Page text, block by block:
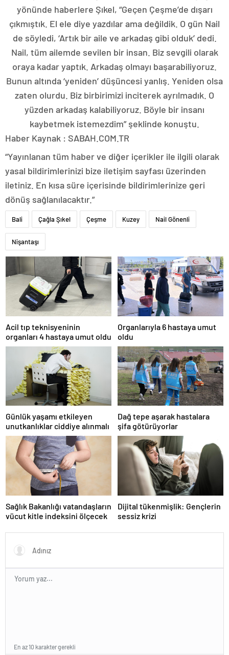
yönünde haberlere Şıkel, “Geçen Çeşme’de dışarı
çıkmıştık. El ele diye yazdılar ama değildik. O gün Nail
de söyledi, ‘Artık bir aile ve arkadaş gibi olduk’ dedi.
Nail, tüm ailemde sevilen bir insan. Biz sevgili olarak
oraya kadar yaptık. Arkadaş olmayı başarabiliyoruz.
Bunun altında ‘yeniden’ düşüncesi yanlış. Yeniden olsa
zaten olurdu. Biz birbirimizi inciterek ayrılmadık. O
yüzden arkadaş kalabiliyoruz. Böyle bir insanı
kaybetmek istemezdim” şeklinde konuştu.
Haber Kaynak : SABAH.COM.TR
“Yayınlanan tüm haber ve diğer içerikler ile ilgili olarak
yasal bildirimlerinizi bize iletişim sayfası üzerinden
iletiniz. En kısa süre içerisinde bildirimlerinize geri
dönüş sağlanılacaktır.”
Bali Çağla Şıkel Çeşme Kuzey Nail Gönenli
Nişantaşı
Acil tıp teknisyeninin
organları 4 hastaya umut oldu
Organlarıyla 6 hastaya umut
oldu
Günlük yaşamı etkileyen
unutkanlıklar ciddiye alınmalı
Dağ tepe aşarak hastalara
şifa götürüyorlar
Sağlık Bakanlığı vatandaşların
vücut kitle indeksini ölçecek
Dijital tükenmişlik: Gençlerin
sessiz krizi
En az 10 karakter gerekli